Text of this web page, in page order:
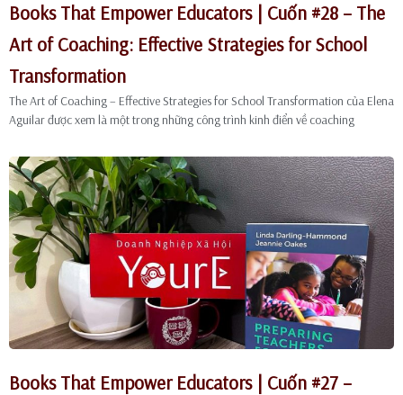
Books That Empower Educators | Cuốn #28 – The
Art of Coaching: Effective Strategies for School
Transformation
The Art of Coaching – Effective Strategies for School Transformation của Elena
Aguilar được xem là một trong những công trình kinh điển về coaching
Books That Empower Educators | Cuốn #27 –